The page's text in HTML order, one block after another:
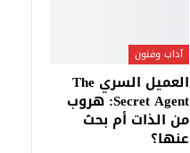
آداب وفنون
العميل السري The
Secret Agent: هروب
من الذات أم بحث
عنها؟